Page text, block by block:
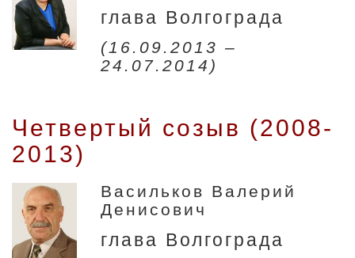
глава Волгограда
(16.09.2013 –
24.07.2014)
Четвертый созыв (2008-
2013)
Васильков Валерий
Денисович
глава Волгограда